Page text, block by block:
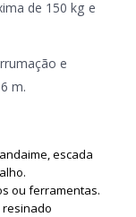
de 150 kg e
e
m.
escada
ou ferramentas.
resinado